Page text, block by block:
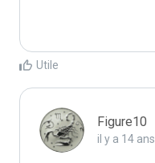
Utile
Figure10
il y a 14 ans